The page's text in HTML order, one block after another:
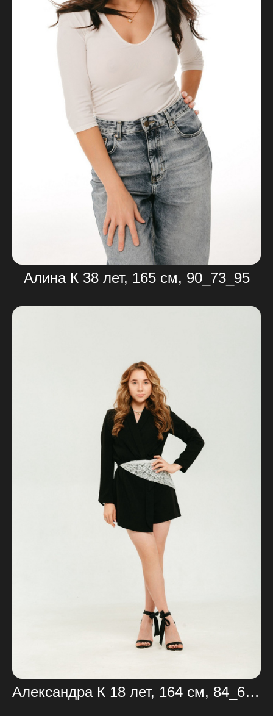
Алина К 38 лет, 165 см, 90_73_95
Александра К 18 лет, 164 см, 84_68_90